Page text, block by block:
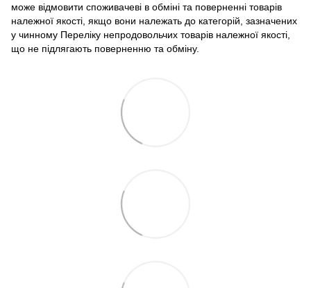
може відмовити споживачеві в обміні та поверненні товарів
належної якості, якщо вони належать до категорій, зазначених
у чинному Переліку непродовольчих товарів належної якості,
що не підлягають поверненню та обміну.